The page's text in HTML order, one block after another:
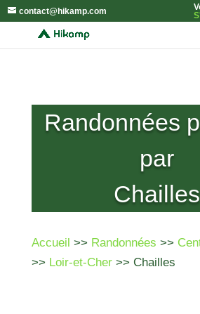
contact@hikamp.com
Randonnées
par
Chailles
Accueil >> Randonnées >>
>> Loir-et-Cher>> Chailles